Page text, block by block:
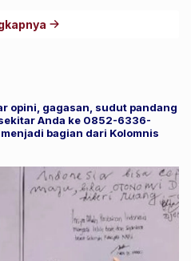
opini, gagasan, sudut pandang
Anda ke 0852-6336-
bagian dari Kolomnis